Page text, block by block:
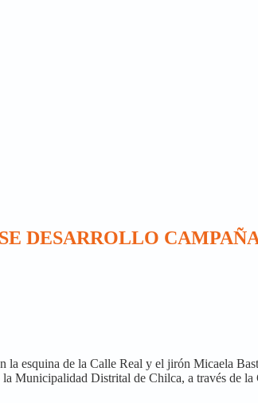
DESARROLLO
esquina de la Calle Real y el jirón Micaela
Municipalidad Distrital de Chilca, a través de